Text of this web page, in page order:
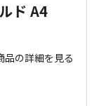
ド A4
品の詳細を見る